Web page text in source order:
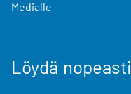
Medialle
Löydä nopeasti